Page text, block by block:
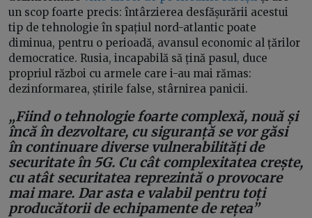
un scop foarte precis: întârzierea desfășurării acestui
tip de tehnologie în spațiul nord-atlantic poate
diminua, pentru o perioadă, avansul economic al țărilor
democratice. Rusia, incapabilă să țină pasul, duce
propriul război cu armele care i-au mai rămas:
dezinformarea, știrile false, stârnirea panicii.
„Fiind o tehnologie foarte complexă, nouă și
încă în dezvoltare, cu siguranță se vor găsi
în continuare diverse vulnerabilități de
securitate în 5G. Cu cât complexitatea crește,
cu atât securitatea reprezintă o provocare
mai mare. Dar asta e valabil pentru toți
producătorii de echipamente de rețea”